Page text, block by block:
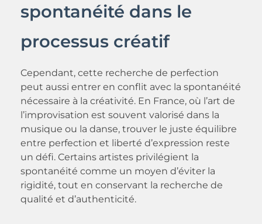
spontanéité dans le
processus créatif
Cependant, cette recherche de perfection
peut aussi entrer en conflit avec la spontanéité
nécessaire à la créativité. En France, où l’art de
l’improvisation est souvent valorisé dans la
musique ou la danse, trouver le juste équilibre
entre perfection et liberté d’expression reste
un défi. Certains artistes privilégient la
spontanéité comme un moyen d’éviter la
rigidité, tout en conservant la recherche de
qualité et d’authenticité.